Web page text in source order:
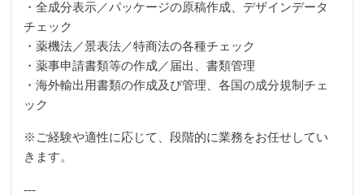
・全成分表示／パッケージの原稿作成、デザインデータ
チェック
・薬機法／景表法／特商法の各種チェック
・薬事申請書類等の作成／届出、書類管理
・海外輸出用書類の作成及び管理、各国の成分規制チェ
ック
※ご経験や適性に応じて、段階的に業務をお任せしてい
きます。
---